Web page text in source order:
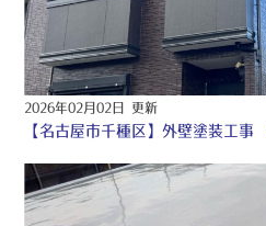
2026年02月02日 更新